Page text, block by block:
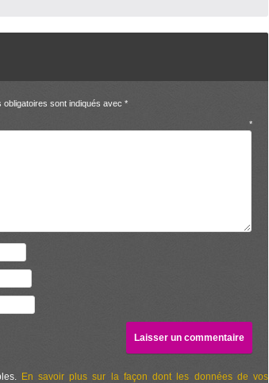
obligatoires sont indiqués avec *
*
En savoir plus sur la façon dont les données de vos